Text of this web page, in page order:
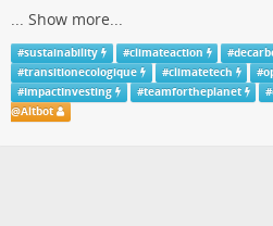
... Show more...
#sustainability #climateaction #
#transitionecologique #climatetech #
#ImpactInvesting #teamfortheplanet #
@Altbot